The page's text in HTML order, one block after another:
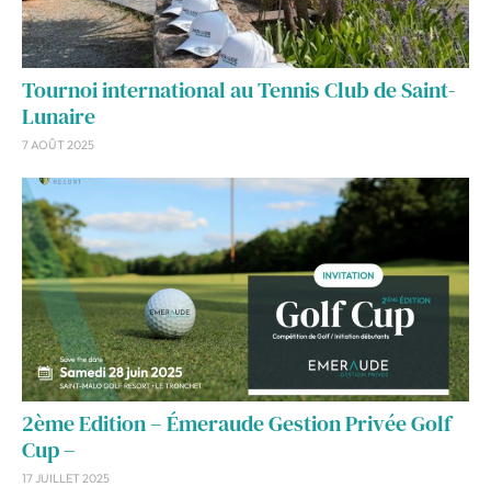
Tournoi international au Tennis Club de Saint-
Lunaire
7 AOÛT 2025
2ème Edition – Émeraude Gestion Privée Golf
Cup –
17 JUILLET 2025